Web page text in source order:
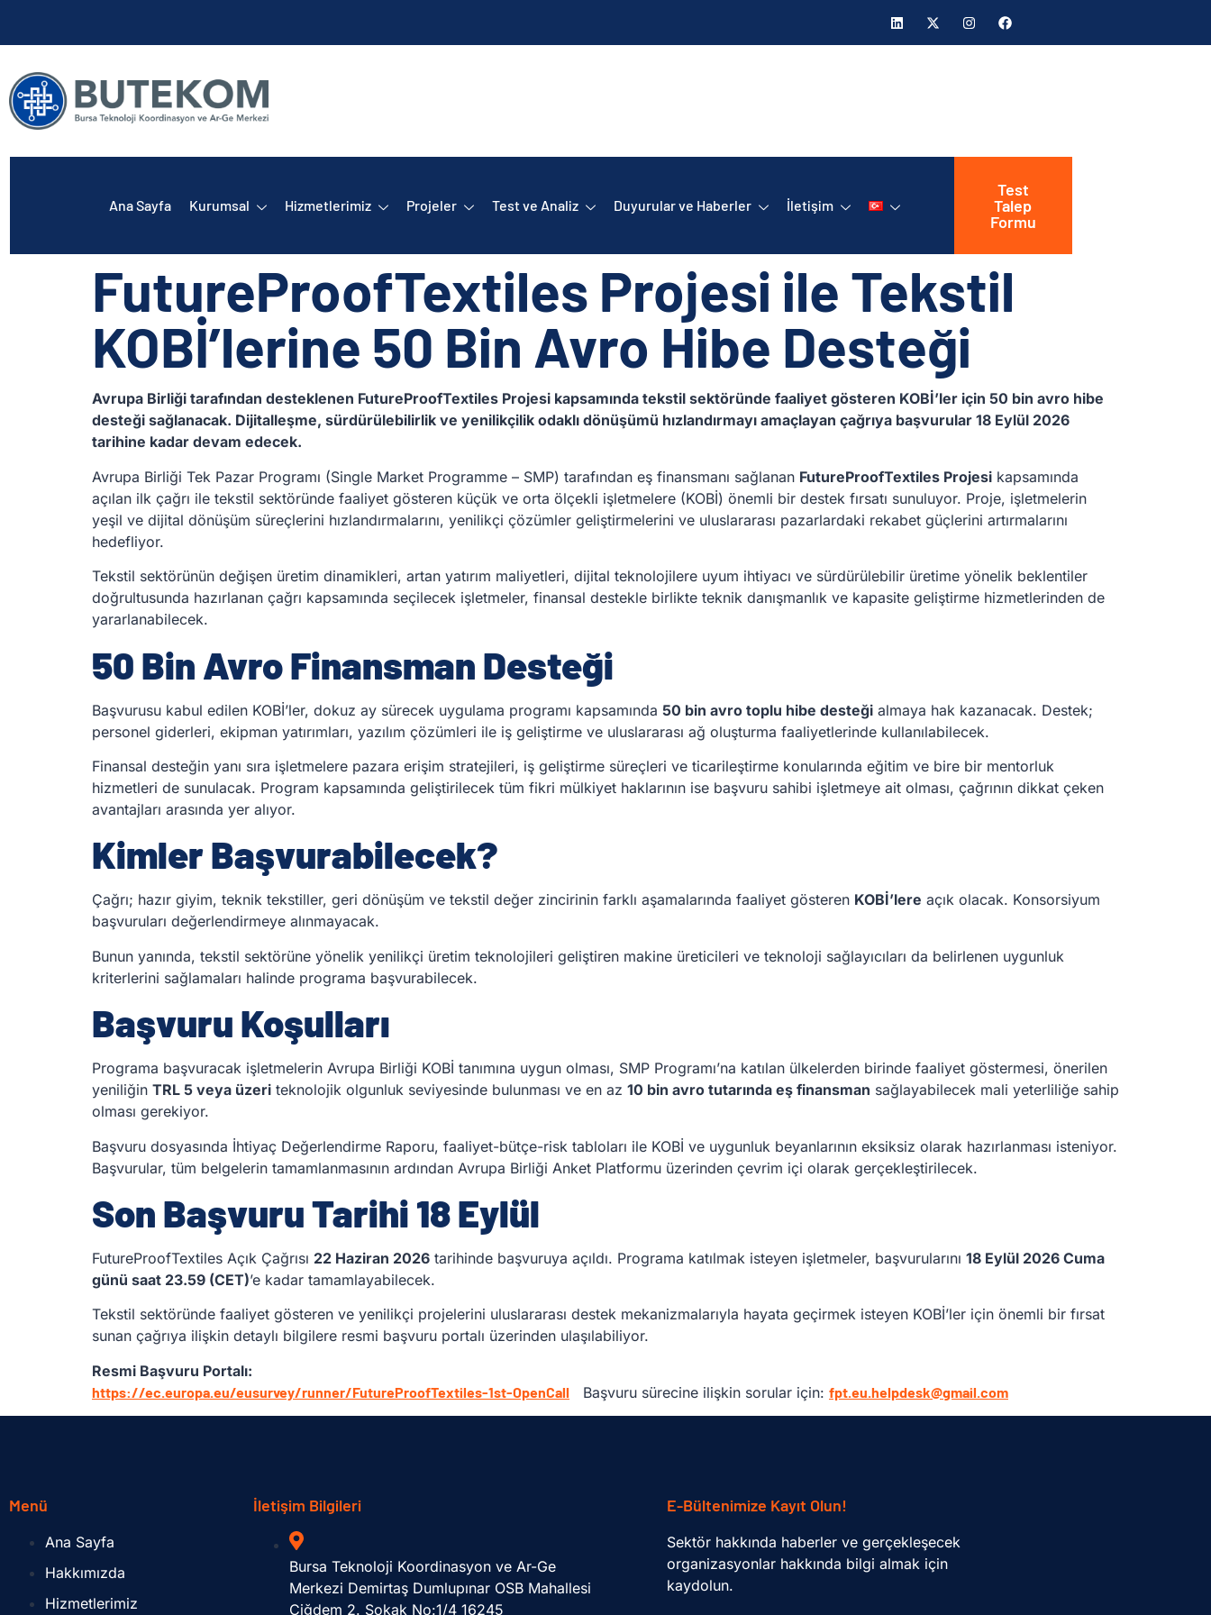
Ana Sayfa Kurumsal Hizmetlerimiz Projeler Test ve Analiz Duyurular ve Haberler İletişim
Test
Talep
Formu
FutureProofTextiles Projesi ile Tekstil
KOBİ’lerine 50 Bin Avro Hibe Desteği
Avrupa Birliği tarafından desteklenen FutureProofTextiles Projesi kapsamında tekstil sektöründe faaliyet gösteren KOBİ’ler için 50 bin avro hibe
desteği sağlanacak. Dijitalleşme, sürdürülebilirlik ve yenilikçilik odaklı dönüşümü hızlandırmayı amaçlayan çağrıya başvurular 18 Eylül 2026
tarihine kadar devam edecek.
Avrupa Birliği Tek Pazar Programı (Single Market Programme – SMP) tarafından eş finansmanı sağlanan FutureProofTextiles Projesi kapsamında
açılan ilk çağrı ile tekstil sektöründe faaliyet gösteren küçük ve orta ölçekli işletmelere (KOBİ) önemli bir destek fırsatı sunuluyor. Proje, işletmelerin
yeşil ve dijital dönüşüm süreçlerini hızlandırmalarını, yenilikçi çözümler geliştirmelerini ve uluslararası pazarlardaki rekabet güçlerini artırmalarını
hedefliyor.
Tekstil sektörünün değişen üretim dinamikleri, artan yatırım maliyetleri, dijital teknolojilere uyum ihtiyacı ve sürdürülebilir üretime yönelik beklentiler
doğrultusunda hazırlanan çağrı kapsamında seçilecek işletmeler, finansal destekle birlikte teknik danışmanlık ve kapasite geliştirme hizmetlerinden de
yararlanabilecek.
50 Bin Avro Finansman Desteği
Başvurusu kabul edilen KOBİ’ler, dokuz ay sürecek uygulama programı kapsamında 50 bin avro toplu hibe desteği almaya hak kazanacak. Destek;
personel giderleri, ekipman yatırımları, yazılım çözümleri ile iş geliştirme ve uluslararası ağ oluşturma faaliyetlerinde kullanılabilecek.
Finansal desteğin yanı sıra işletmelere pazara erişim stratejileri, iş geliştirme süreçleri ve ticarileştirme konularında eğitim ve bire bir mentorluk
hizmetleri de sunulacak. Program kapsamında geliştirilecek tüm fikri mülkiyet haklarının ise başvuru sahibi işletmeye ait olması, çağrının dikkat çeken
avantajları arasında yer alıyor.
Kimler Başvurabilecek?
Çağrı; hazır giyim, teknik tekstiller, geri dönüşüm ve tekstil değer zincirinin farklı aşamalarında faaliyet gösteren KOBİ’lere açık olacak. Konsorsiyum
başvuruları değerlendirmeye alınmayacak.
Bunun yanında, tekstil sektörüne yönelik yenilikçi üretim teknolojileri geliştiren makine üreticileri ve teknoloji sağlayıcıları da belirlenen uygunluk
kriterlerini sağlamaları halinde programa başvurabilecek.
Başvuru Koşulları
Programa başvuracak işletmelerin Avrupa Birliği KOBİ tanımına uygun olması, SMP Programı’na katılan ülkelerden birinde faaliyet göstermesi, önerilen
yeniliğin TRL 5 veya üzeri teknolojik olgunluk seviyesinde bulunması ve en az 10 bin avro tutarında eş finansman sağlayabilecek mali yeterliliğe sahip
olması gerekiyor.
Başvuru dosyasında İhtiyaç Değerlendirme Raporu, faaliyet-bütçe-risk tabloları ile KOBİ ve uygunluk beyanlarının eksiksiz olarak hazırlanması isteniyor.
Başvurular, tüm belgelerin tamamlanmasının ardından Avrupa Birliği Anket Platformu üzerinden çevrim içi olarak gerçekleştirilecek.
Son Başvuru Tarihi 18 Eylül
FutureProofTextiles Açık Çağrısı 22 Haziran 2026 tarihinde başvuruya açıldı. Programa katılmak isteyen işletmeler, başvurularını 18 Eylül 2026 Cuma
günü saat 23.59 (CET)’e kadar tamamlayabilecek.
Tekstil sektöründe faaliyet gösteren ve yenilikçi projelerini uluslararası destek mekanizmalarıyla hayata geçirmek isteyen KOBİ’ler için önemli bir fırsat
sunan çağrıya ilişkin detaylı bilgilere resmi başvuru portalı üzerinden ulaşılabiliyor.
Resmi Başvuru Portalı:
https://ec.europa.eu/eusurvey/runner/FutureProofTextiles-1st-OpenCall Başvuru sürecine ilişkin sorular için: fpt.eu.helpdesk@gmail.com
Menü
Ana Sayfa
Hakkımızda
Hizmetlerimiz
İletişim Bilgileri
Bursa Teknoloji Koordinasyon ve Ar-Ge
Merkezi Demirtaş Dumlupınar OSB Mahallesi
Çiğdem 2. Sokak No:1/4 16245
E-Bültenimize Kayıt Olun!
Sektör hakkında haberler ve gerçekleşecek
organizasyonlar hakkında bilgi almak için
kaydolun.